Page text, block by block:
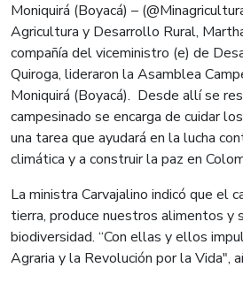
Moniquirá (Boyacá) –
Agricultura y Desarrollo Rural,
compañía del viceministro (e) de
Quiroga, lideraron la Asamblea
Moniquirá (Boyacá). Desde allí se
campesinado se encarga de cuidar
una tarea que ayudará en la lucha
climática y a construir la paz en
La ministra Carvajalino indicó que el
tierra, produce nuestros alimentos y
biodiversidad. “Con ellas y ellos
Agraria y la Revolución por la Vida",